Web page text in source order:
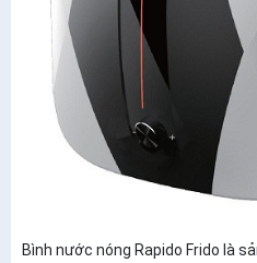
Bình nước nóng Rapido Frido là